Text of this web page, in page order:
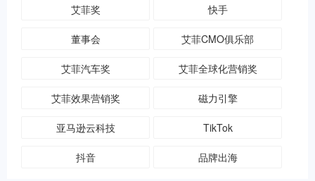
艾菲奖 快手
董事会 艾菲CMO俱乐部
艾菲汽车奖 艾菲全球化营销奖
艾菲效果营销奖 磁力引擎
亚马逊云科技 TikTok
抖音 品牌出海